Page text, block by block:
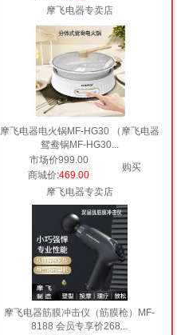
摩飞电器专卖店
摩飞电器电火锅MF-HG30 （摩飞电器
鸳鸯锅MF-HG30...
市场价999.00
购买
商城价:469.00
摩飞电器专卖店
摩飞电器筋膜冲击仪（筋膜枪）MF-
8188 会员专享价268...